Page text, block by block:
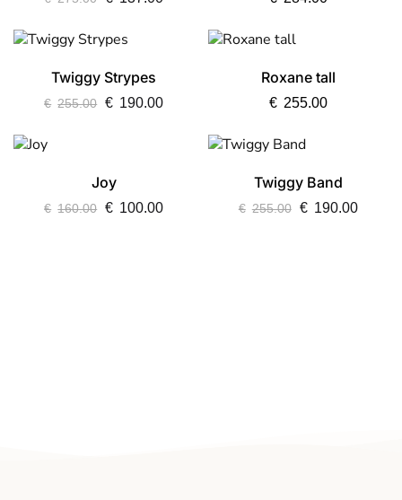
Twiggy Strypes
€ 255.00 € 190.00
Roxane tall
€ 255.00
Joy
€ 160.00 € 100.00
Twiggy Band
€ 255.00 € 190.00